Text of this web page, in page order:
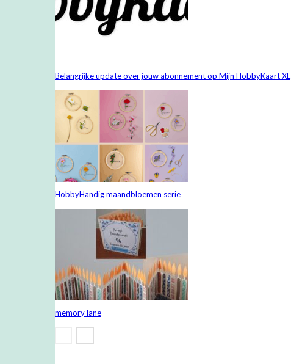
Belangrijke update over jouw abonnement op Mijn HobbyKaart XL
HobbyHandig maandbloemen serie
memory lane